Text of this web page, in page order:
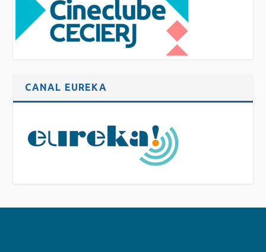
CANAL EUREKA